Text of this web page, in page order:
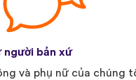
người bản xứ
và phụ nữ của chúng